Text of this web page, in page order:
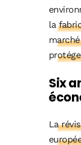
la
Six
La